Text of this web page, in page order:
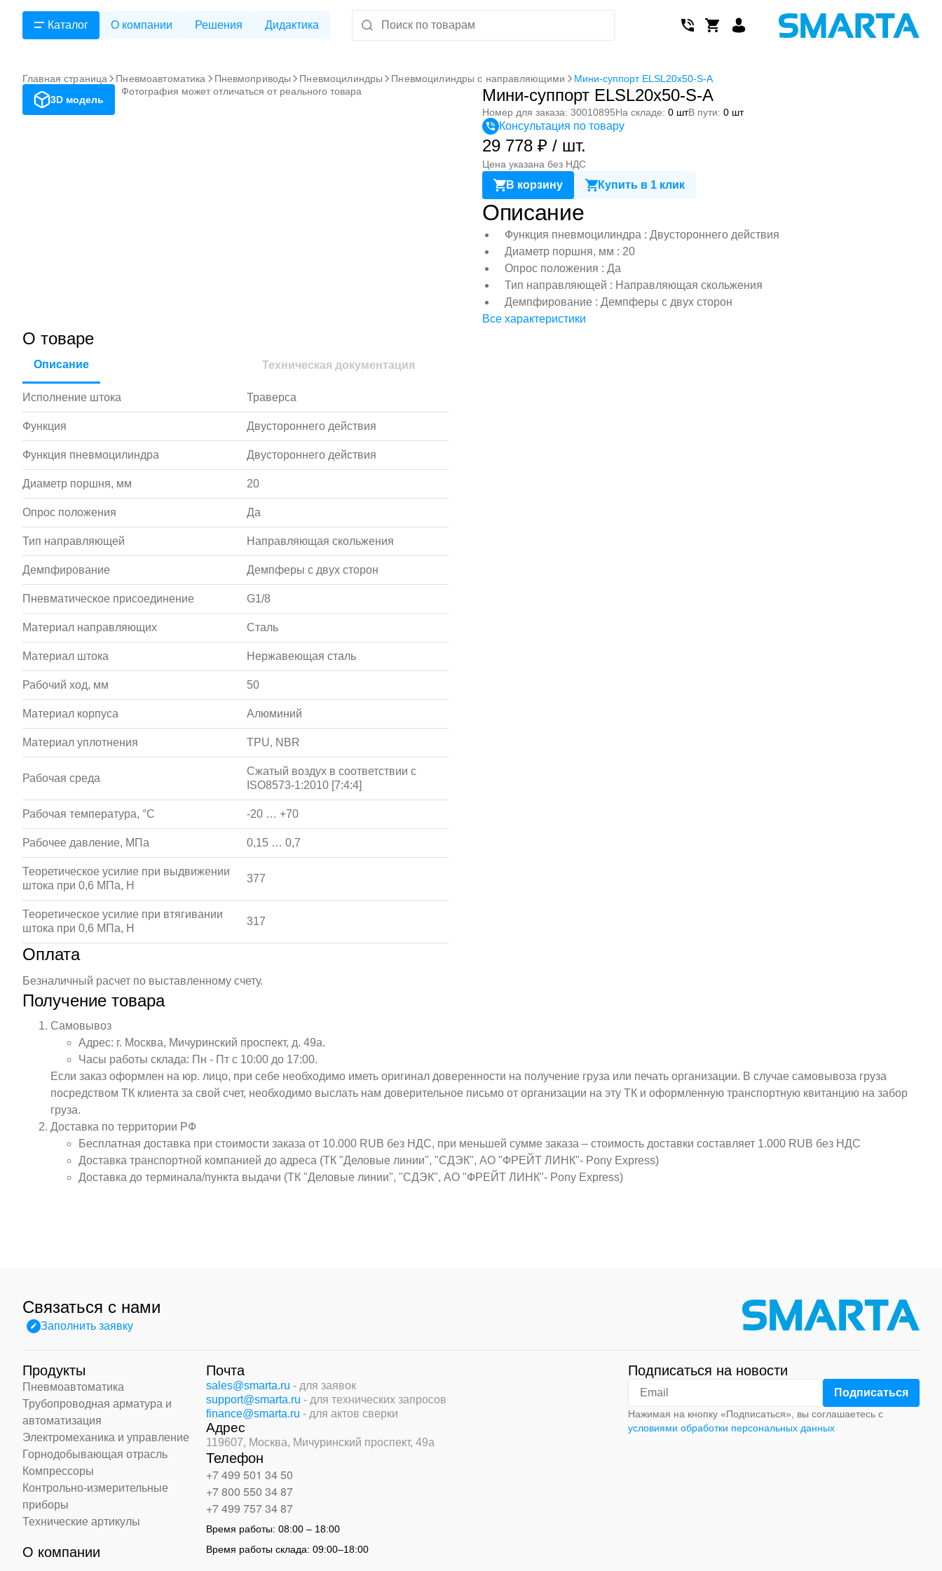
Каталог О компании Решения Дидактика
Главная страница Пневмоавтоматика Пневмоприводы Пневмоцилиндры Пневмоцилиндры с направляющими
Мини-суппорт ELSL20x50-S-A
3D модель
Фотография может отличаться от реального товара Мини-суппорт ELSL20x50-S-A
Номер для заказа: 30010895На складе: 0 штВ пути: 0 шт
Консультация по товару
29 778 ₽ / шт.
Цена указана без НДС
В корзину Купить в 1 клик
Описание
Функция пневмоцилиндра : Двустороннего действия
Диаметр поршня, мм : 20
Опрос положения : Да
Тип направляющей : Направляющая скольжения
Демпфирование : Демпферы с двух сторон
Все характеристики
О товаре
Описание Техническая документация
Исполнение штока Траверса
Функция Двустороннего действия
Функция пневмоцилиндра Двустороннего действия
Диаметр поршня, мм 20
Опрос положения Да
Тип направляющей Направляющая скольжения
Демпфирование Демпферы с двух сторон
Пневматическое присоединение G1/8
Материал направляющих Сталь
Материал штока Нержавеющая сталь
Рабочий ход, мм 50
Материал корпуса Алюминий
Материал уплотнения TPU, NBR
Рабочая среда
Сжатый воздух в соответствии с
ISO8573-1:2010 [7:4:4]
Рабочая температура, °С -20 … +70
Рабочее давление, МПа 0,15 … 0,7
Теоретическое усилие при выдвижении
штока при 0,6 МПа, Н
377
Теоретическое усилие при втягивании
штока при 0,6 МПа, Н
317
Оплата
Безналичный расчет по выставленному счету.
Получение товара
Самовывоз
Адрес: г. Москва, Мичуринский проспект, д. 49а.
Часы работы склада: Пн - Пт с 10:00 до 17:00.
Если заказ оформлен на юр. лицо, при себе необходимо иметь оригинал доверенности на получение груза или печать организации. В случае самовывоза груза
посредством ТК клиента за свой счет, необходимо выслать нам доверительное письмо от организации на эту ТК и оформленную транспортную квитанцию на забор
груза.
Доставка по территории РФ
Бесплатная доставка при стоимости заказа от 10.000 RUB без НДС, при меньшей сумме заказа – стоимость доставки составляет 1.000 RUB без НДС
Доставка транспортной компанией до адреса (ТК "Деловые линии", "СДЭК", АО "ФРЕЙТ ЛИНК"- Pony Express)
Доставка до терминала/пункта выдачи (ТК "Деловые линии", "СДЭК", АО "ФРЕЙТ ЛИНК"- Pony Express)
Связаться с нами
Заполнить заявку
Продукты
Пневмоавтоматика
Трубопроводная арматура и
автоматизация
Электромеханика и управление
Горнодобывающая отрасль
Компрессоры
Контрольно-измерительные
приборы
Технические артикулы
О компании
Почта
sales@smarta.ru - для заявок
support@smarta.ru - для технических запросов
finance@smarta.ru - для актов сверки
Адрес
119607, Москва, Мичуринский проспект, 49а
Телефон
+7 499 501 34 50
+7 800 550 34 87
+7 499 757 34 87
Время работы:08:00 – 18:00
Время работы склада:09:00–18:00
Подписаться на новости
Нажимая на кнопку «Подписаться», вы соглашаетесь с
условиями обработки персональных данных